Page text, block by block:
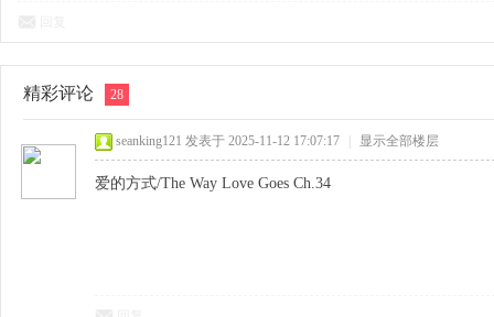
精彩评论 28
seanking121 发表于 2025-11-12 17:07:17 显示全部楼层
爱的方式/The Way Love Goes Ch.34